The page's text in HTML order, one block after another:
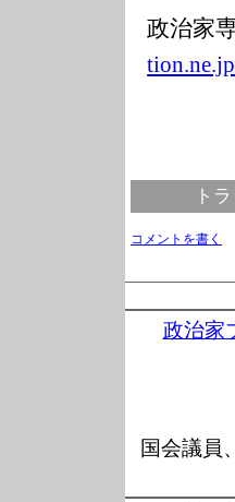
政治家
ト
コメントを書く
政治家
国会議員